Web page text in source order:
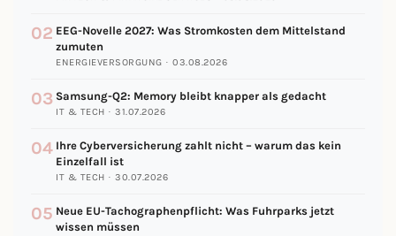
02 EEG-Novelle 2027: Was Stromkosten dem Mittelstand
zumuten
ENERGIEVERSORGUNG · 03.08.2026
03 Samsung-Q2: Memory bleibt knapper als gedacht
IT & TECH · 31.07.2026
04 Ihre Cyberversicherung zahlt nicht – warum das kein
Einzelfall ist
IT & TECH · 30.07.2026
05 Neue EU-Tachographenpflicht: Was Fuhrparks jetzt
wissen müssen